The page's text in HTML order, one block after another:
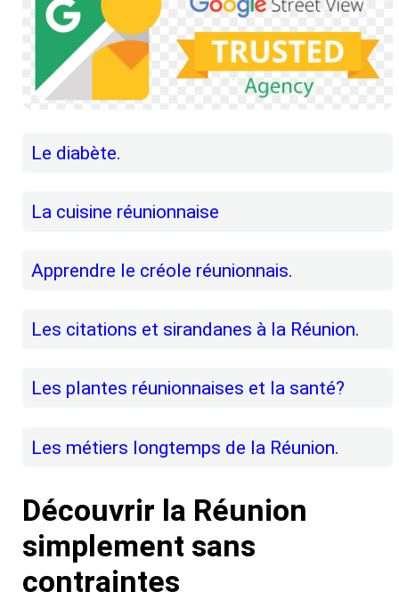
Le diabète.
La cuisine réunionnaise
Apprendre le créole réunionnais.
Les citations et sirandanes à la Réunion.
Les plantes réunionnaises et la santé?
Les métiers longtemps de la Réunion.
Découvrir la Réunion
simplement sans
contraintes